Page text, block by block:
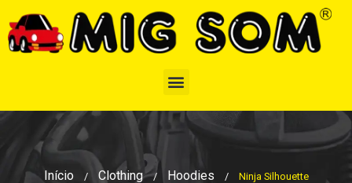
Início / Clothing / Hoodies / Ninja Silhouette